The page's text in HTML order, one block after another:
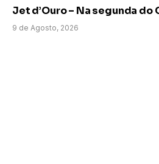
Jet d’Ouro – Na segunda do
9 de Agosto, 2026